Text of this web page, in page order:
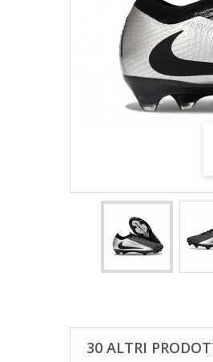
30 ALTRI